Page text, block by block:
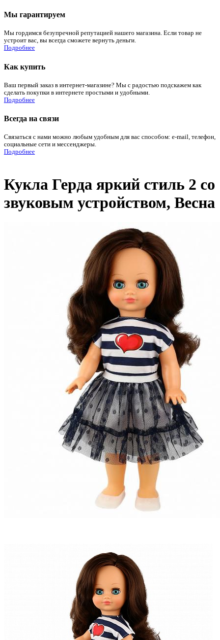
Мы гарантируем
Мы гордимся безупречной репутацией нашего магазина. Если товар не
устроит вас, вы всегда сможете вернуть деньги.
Подробнее
Как купить
Ваш первый заказ в интернет-магазине? Мы с радостью подскажем как
сделать покупки в интернете простыми и удобными.
Подробнее
Всегда на связи
Связаться с нами можно любым удобным для вас способом: e-mail, телефон,
социальные сети и мессенджеры.
Подробнее
Кукла Герда яркий стиль 2 со
звуковым устройством, Весна